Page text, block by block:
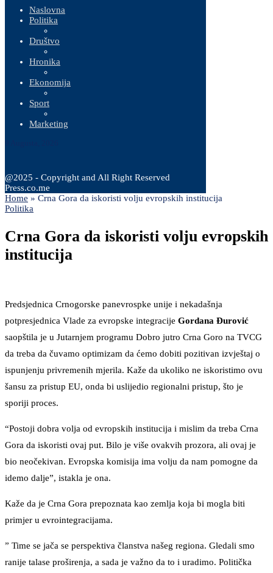
Naslovna
Politika
Društvo
Hronika
Ekonomija
Sport
Marketing
@2025 - Copyright and All Right Reserved
Press.co.me
Home » Crna Gora da iskoristi volju evropskih institucija
Politika
Crna Gora da iskoristi volju evropskih
institucija
Predsjednica Crnogorske panevrospke unije i nekadašnja
potpresjednica Vlade za evropske integracije Gordana Đurović
saopštila je u Jutarnjem programu Dobro jutro Crna Goro na TVCG
da treba da čuvamo optimizam da ćemo dobiti pozitivan izvještaj o
ispunjenju privremenih mjerila. Kaže da ukoliko ne iskoristimo ovu
šansu za pristup EU, onda bi uslijedio regionalni pristup, što je
sporiji proces.
“Postoji dobra volja od evropskih institucija i mislim da treba Crna
Gora da iskoristi ovaj put. Bilo je više ovakvih prozora, ali ovaj je
bio neočekivan. Evropska komisija ima volju da nam pomogne da
idemo dalje”, istakla je ona.
Kaže da je Crna Gora prepoznata kao zemlja koja bi mogla biti
primjer u evrointegracijama.
” Time se jača se perspektiva članstva našeg regiona. Gledali smo
ranije talase proširenja, a sada je važno da to i uradimo. Politička